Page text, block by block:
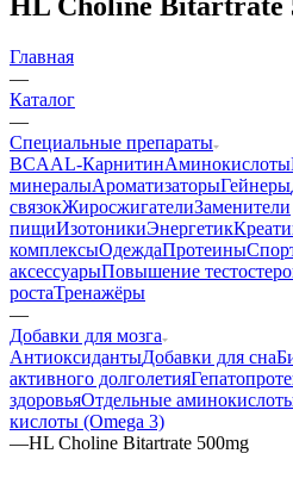
Главная
—
Каталог
—
Cпециальные препараты
BCAAL-КарнитинАминокислоты
минералыАроматизаторыГейнеры
связокЖиросжигателиЗаменители
пищиИзотоникиЭнергетик
комплексыОдеждаПротеины
аксессуарыПовышение
ростаТренажёры
—
Добавки для мозга
АнтиоксидантыДобавки для сна
активного долголетия
здоровьяОтдельные
кислоты (Omega 3)
—HL Choline Bitartrate 500mg